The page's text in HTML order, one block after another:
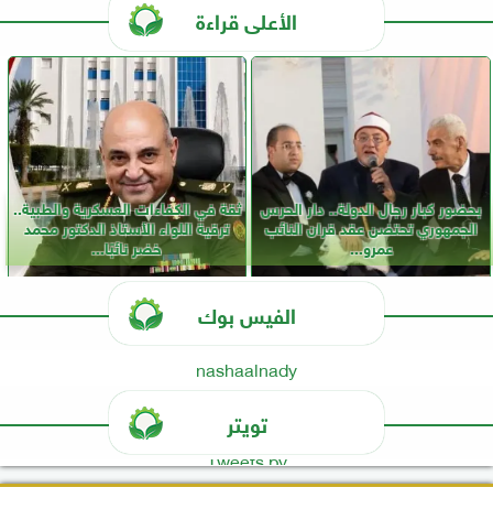
الأعلى قراءة
بحضور كبار رجال الدولة.. دار الحرس
الجمهوري تحتضن عقد قران النائب
عمرو...
ثقة في الكفاءات العسكرية والطبية..
ترقية اللواء الأستاذ الدكتور محمد
خضر نائبًا...
الفيس بوك
nashaalnady
تويتر
Tweets by